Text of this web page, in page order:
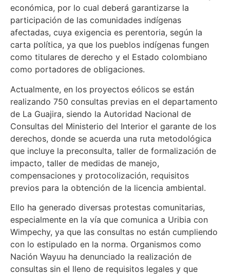
económica, por lo cual deberá garantizarse la
participación de las comunidades indígenas
afectadas, cuya exigencia es perentoria, según la
carta política, ya que los pueblos indígenas fungen
como titulares de derecho y el Estado colombiano
como portadores de obligaciones.
Actualmente, en los proyectos eólicos se están
realizando 750 consultas previas en el departamento
de La Guajira, siendo la Autoridad Nacional de
Consultas del Ministerio del Interior el garante de los
derechos, donde se acuerda una ruta metodológica
que incluye la preconsulta, taller de formalización de
impacto, taller de medidas de manejo,
compensaciones y protocolización, requisitos
previos para la obtención de la licencia ambiental.
Ello ha generado diversas protestas comunitarias,
especialmente en la vía que comunica a Uribia con
Wimpechy, ya que las consultas no están cumpliendo
con lo estipulado en la norma. Organismos como
Nación Wayuu ha denunciado la realización de
consultas sin el lleno de requisitos legales y que